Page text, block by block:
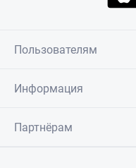
Пользователям
Информация
Партнёрам